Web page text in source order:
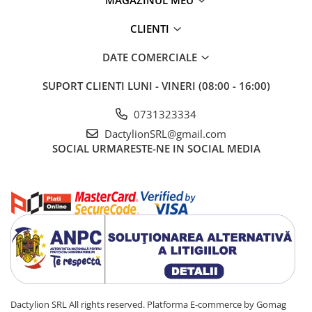
CLIENTI
DATE COMERCIALE
SUPORT CLIENTI LUNI - VINERI (08:00 - 16:00)
0731323334
DactylionSRL@gmail.com
SOCIAL URMARESTE-NE IN SOCIAL MEDIA
Dactylion SRL All rights reserved. Platforma E-commerce by Gomag